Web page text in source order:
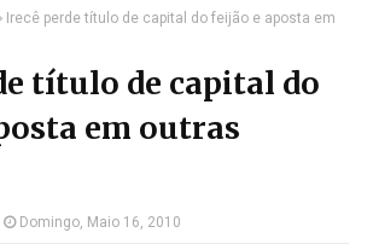
Irecê perde título de capital do feijão e aposta em
título de capital do
em outras
Domingo, Maio 16, 2010